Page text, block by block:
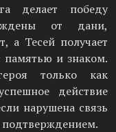
делает победу
от дани,
а Тесей получает
памятью и знаком.
только как
действие
нарушена связь